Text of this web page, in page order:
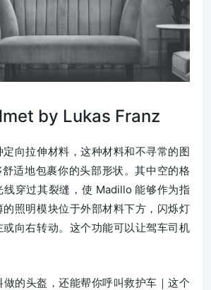
by Lukas Franz
向拉伸材料，这种材料和不寻常的图
适地包裹你的头部形状。其中空的格
线穿过其裂缝，使 Madillo 能够作为指
照明模块位于外部材料下方，闪烁灯
向右转动。这个功能可以让驾车司机